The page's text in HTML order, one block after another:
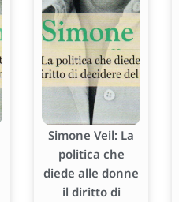
Simone Veil: La
politica che
diede alle donne
il diritto di